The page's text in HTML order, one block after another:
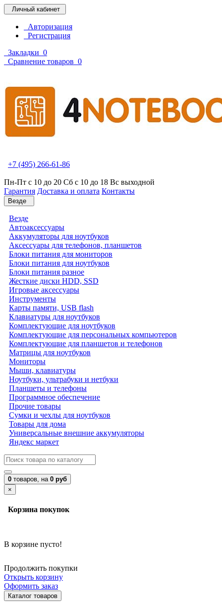
Личный кабинет
Авторизация
Регистрация
Закладки 0
Сравнение товаров 0
+7 (495) 266-61-86
Пн-Пт с 10 до 20 Сб с 10 до 18 Вс выходной
Гарантия Доставка и оплата Контакты
Везде
Везде
Автоаксессуары
Аккумуляторы для ноутбуков
Аксессуары для телефонов, планшетов
Блоки питания для мониторов
Блоки питания для ноутбуков
Блоки питания разное
Жесткие диски HDD, SSD
Игровые аксессуары
Инструменты
Карты памяти, USB flash
Клавиатуры для ноутбуков
Комплектующие для ноутбуков
Комплектующие для персональных компьютеров
Комплектующие для планшетов и телефонов
Матрицы для ноутбуков
Мониторы
Мыши, клавиатуры
Ноутбуки, ультрабуки и нетбуки
Планшеты и телефоны
Программное обеспечение
Прочие товары
Сумки и чехлы для ноутбуков
Товары для дома
Универсальные внешние аккумуляторы
Яндекс маркет
0 товаров, на 0 руб
×
Корзина покупок
В корзине пусто!
Продолжить покупки
Открыть корзину
Оформить заказ
Каталог товаров